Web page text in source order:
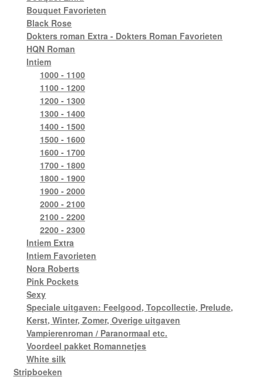
Bouquet Favorieten
Black Rose
Dokters roman Extra - Dokters Roman Favorieten
HQN Roman
Intiem
1000 - 1100
1100 - 1200
1200 - 1300
1300 - 1400
1400 - 1500
1500 - 1600
1600 - 1700
1700 - 1800
1800 - 1900
1900 - 2000
2000 - 2100
2100 - 2200
2200 - 2300
Intiem Extra
Intiem Favorieten
Nora Roberts
Pink Pockets
Sexy
Speciale uitgaven: Feelgood, Topcollectie, Prelude,
Kerst, Winter, Zomer, Overige uitgaven
Vampierenroman / Paranormaal etc.
Voordeel pakket Romannetjes
White silk
Stripboeken